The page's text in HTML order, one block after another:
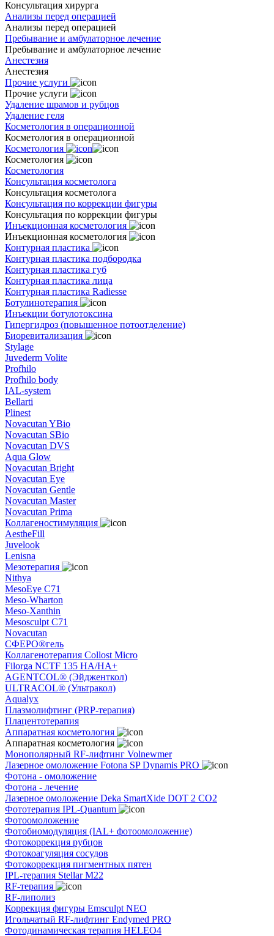
Консультация хирурга
Анализы перед операцией
Анализы перед операцией
Пребывание и амбулаторное лечение
Пребывание и амбулаторное лечение
Анестезия
Анестезия
Прочие услуги
Прочие услуги
Удаление шрамов и рубцов
Удаление геля
Косметология в операционной
Косметология в операционной
Косметология
Косметология
Косметология
Консультация косметолога
Консультация косметолога
Консультация по коррекции фигуры
Консультация по коррекции фигуры
Инъекционная косметология
Инъекционная косметология
Контурная пластика
Контурная пластика подбородка
Контурная пластика губ
Контурная пластика лица
Контурная пластика Radiesse
Ботулинотерапия
Инъекции ботулотоксина
Гипергидроз (повышенное потоотделение)
Биоревитализация
Stylage
Juvederm Volite
Profhilo
Profhilo body
IAL-system
Bellarti
Plinest
Novacutan YBio
Novacutan SBio
Novacutan DVS
Aqua Glow
Novacutan Bright
Novacutan Eye
Novacutan Gentle
Novacutan Master
Novacutan Prima
Коллагеностимуляция
AestheFill
Juvelook
Lenisna
Мезотерапия
Nithya
MesoEye C71
Meso-Wharton
Meso-Xanthin
Mesosculpt C71
Novacutan
СФЕРО®гель
Коллагенотерапия Collost Micro
Filorga NCTF 135 HA/HA+
AGENTCOL® (Эйдженткол)
ULTRACOL® (Ультракол)
Aqualyx
Плазмолифтинг (PRP-терапия)
Плацентотерапия
Аппаратная косметология
Аппаратная косметология
Монополярный RF-лифтинг Volnewmer
Лазерное омоложение Fotona SP Dynamis PRO
Фотона - омоложение
Фотона - лечение
Лазерное омоложение Deka SmartXide DOT 2 CO2
Фототерапия IPL-Quantum
Фотоомоложение
Фотобиомодуляция (IAL+ фотоомоложение)
Фотокоррекция рубцов
Фотокоагуляция сосудов
Фотокоррекция пигментных пятен
IPL-терапия Stellar M22
RF-терапия
RF-липолиз
Коррекция фигуры Emsculpt NEO
Игольчатый RF-лифтинг Endymed PRO
Фотодинамическая терапия HELEO4